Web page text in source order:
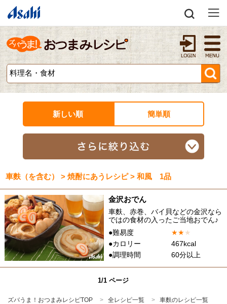
新しい順 簡単順
車麩（を含む） > 焼酎にあうレシピ > 和風 1品
金沢おでん
車麩、赤巻、バイ貝などの金沢なら
ではの食材の入ったご当地おでん♪
●難易度
★★★
●カロリー
467kcal
●調理時間
60分以上
1/1 ページ
ズバうま！おつまみレシピTOP 全レシピ一覧 車麩のレシピ一覧